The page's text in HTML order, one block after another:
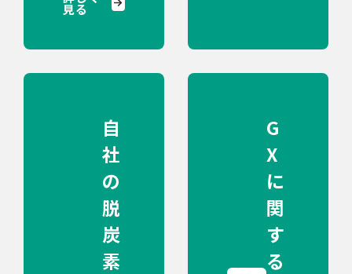
見る
自
社
の
脱
炭
素
G
X
に
関
す
る